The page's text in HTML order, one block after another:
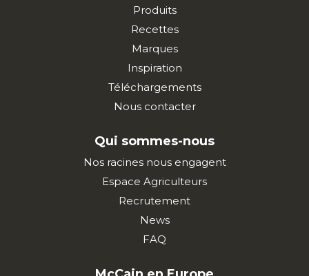
Produits
Recettes
Marques
Inspiration
Téléchargements
Nous contacter
Qui sommes-nous
Nos racines nous engagent
Espace Agriculteurs
Recrutement
News
FAQ